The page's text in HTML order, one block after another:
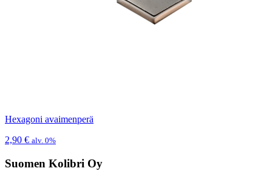
Hexagoni avaimenperä
2,90 € alv. 0%
Suomen Kolibri Oy